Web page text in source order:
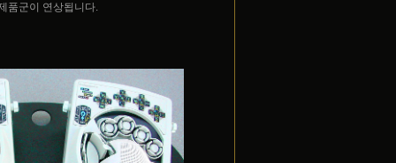
품군이 연상됩니다.